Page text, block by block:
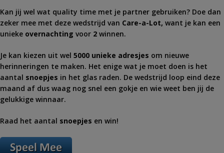
Kan jij wel wat quality time met je partner gebruiken? Doe dan
zeker mee met deze wedstrijd van Care-a-Lot, want je kan een
unieke overnachting voor 2 winnen.
Je kan kiezen uit wel 5000 unieke adresjes om nieuwe
herinneringen te maken. Het enige wat je moet doen is het
aantal snoepjes in het glas raden. De wedstrijd loop eind deze
maand af dus waag nog snel een gokje en wie weet ben jij de
gelukkige winnaar.
Raad het aantal snoepjes en win!